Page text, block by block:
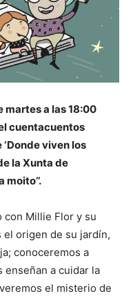
martes a las 18:00
cuentacuentos
‘Donde viven los
la Xunta de
con Millie Flor y su
el origen de su jardín,
conoceremos a
enseñan a cuidar la
el misterio de